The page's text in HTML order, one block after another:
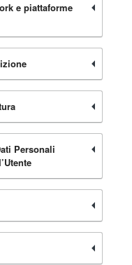
e piattaforme
Personali